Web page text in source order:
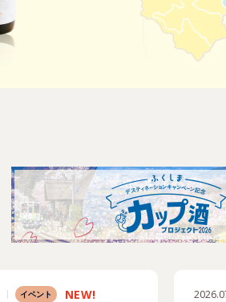
イベント